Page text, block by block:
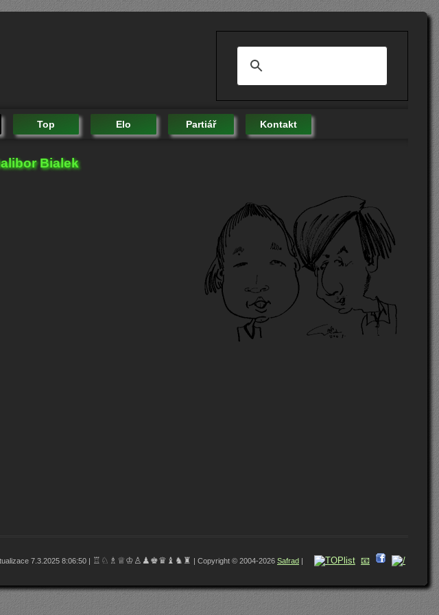
Top Elo Partiář Kontakt
Bialek
7.3.2025 8:06:50 | ♖♘♗♕♔♙♟♚♛♝♞♜ | Copyright © 2004-2026 Safrad | 📧